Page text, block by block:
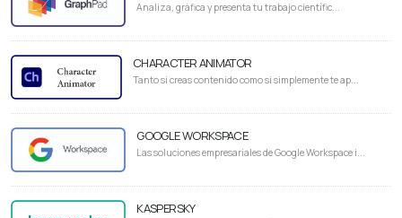
Analiza, gráfica y presenta tu trabajo científic...
CHARACTER ANIMATOR
Tanto si creas contenido como si simplemente te ap...
GOOGLE WORKSPACE
Las soluciones empresariales de Google Workspace i...
KASPERSKY